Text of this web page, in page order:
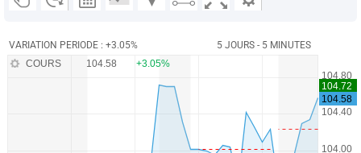
VARIATION PERIODE : +3.05% 5 JOURS - 5 MINUTES
COURS 104.58 +3.05%